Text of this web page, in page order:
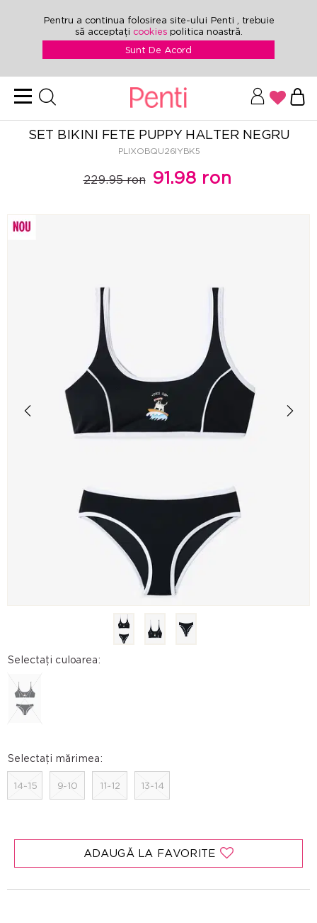
Pentru a continua folosirea site-ului Penti , trebuie
să acceptați cookies politica noastră.
Sunt De Acord
SET BIKINI FETE PUPPY HALTER NEGRU
PLIXOBQU26IYBK5
229.95 ron 91.98 ron
Selectați culoarea:
Selectați mărimea:
14-15 9-10 11-12 13-14
ADAUGĂ LA FAVORITE